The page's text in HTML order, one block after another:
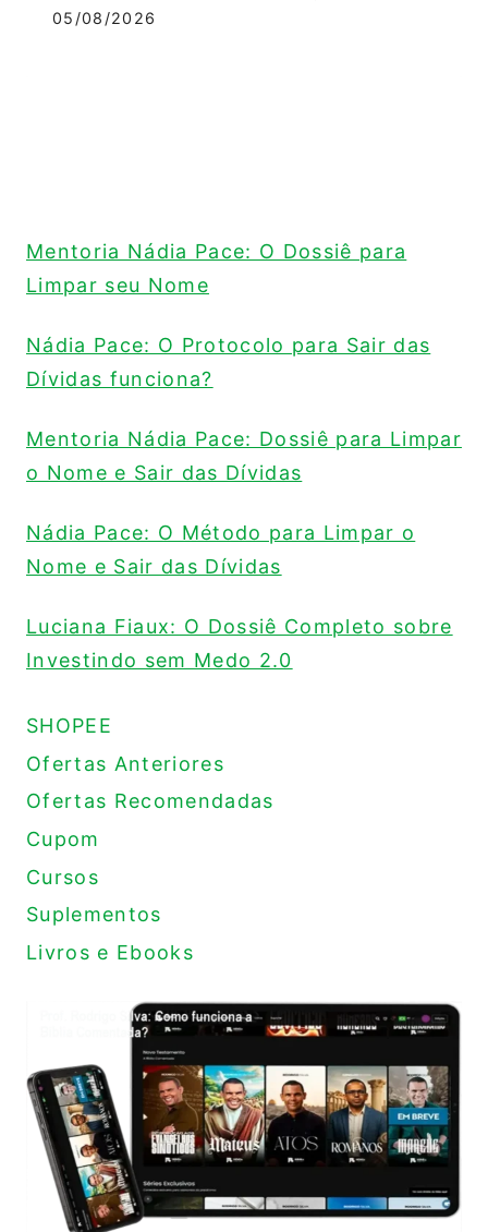
05/08/2026
Mentoria Nádia Pace: O Dossiê para
Limpar seu Nome
Nádia Pace: O Protocolo para Sair das
Dívidas funciona?
Mentoria Nádia Pace: Dossiê para Limpar
o Nome e Sair das Dívidas
Nádia Pace: O Método para Limpar o
Nome e Sair das Dívidas
Luciana Fiaux: O Dossiê Completo sobre
Investindo sem Medo 2.0
SHOPEE
Ofertas Anteriores
Ofertas Recomendadas
Cupom
Cursos
Suplementos
Livros e Ebooks